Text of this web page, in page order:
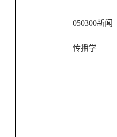
050300新闻
传播学